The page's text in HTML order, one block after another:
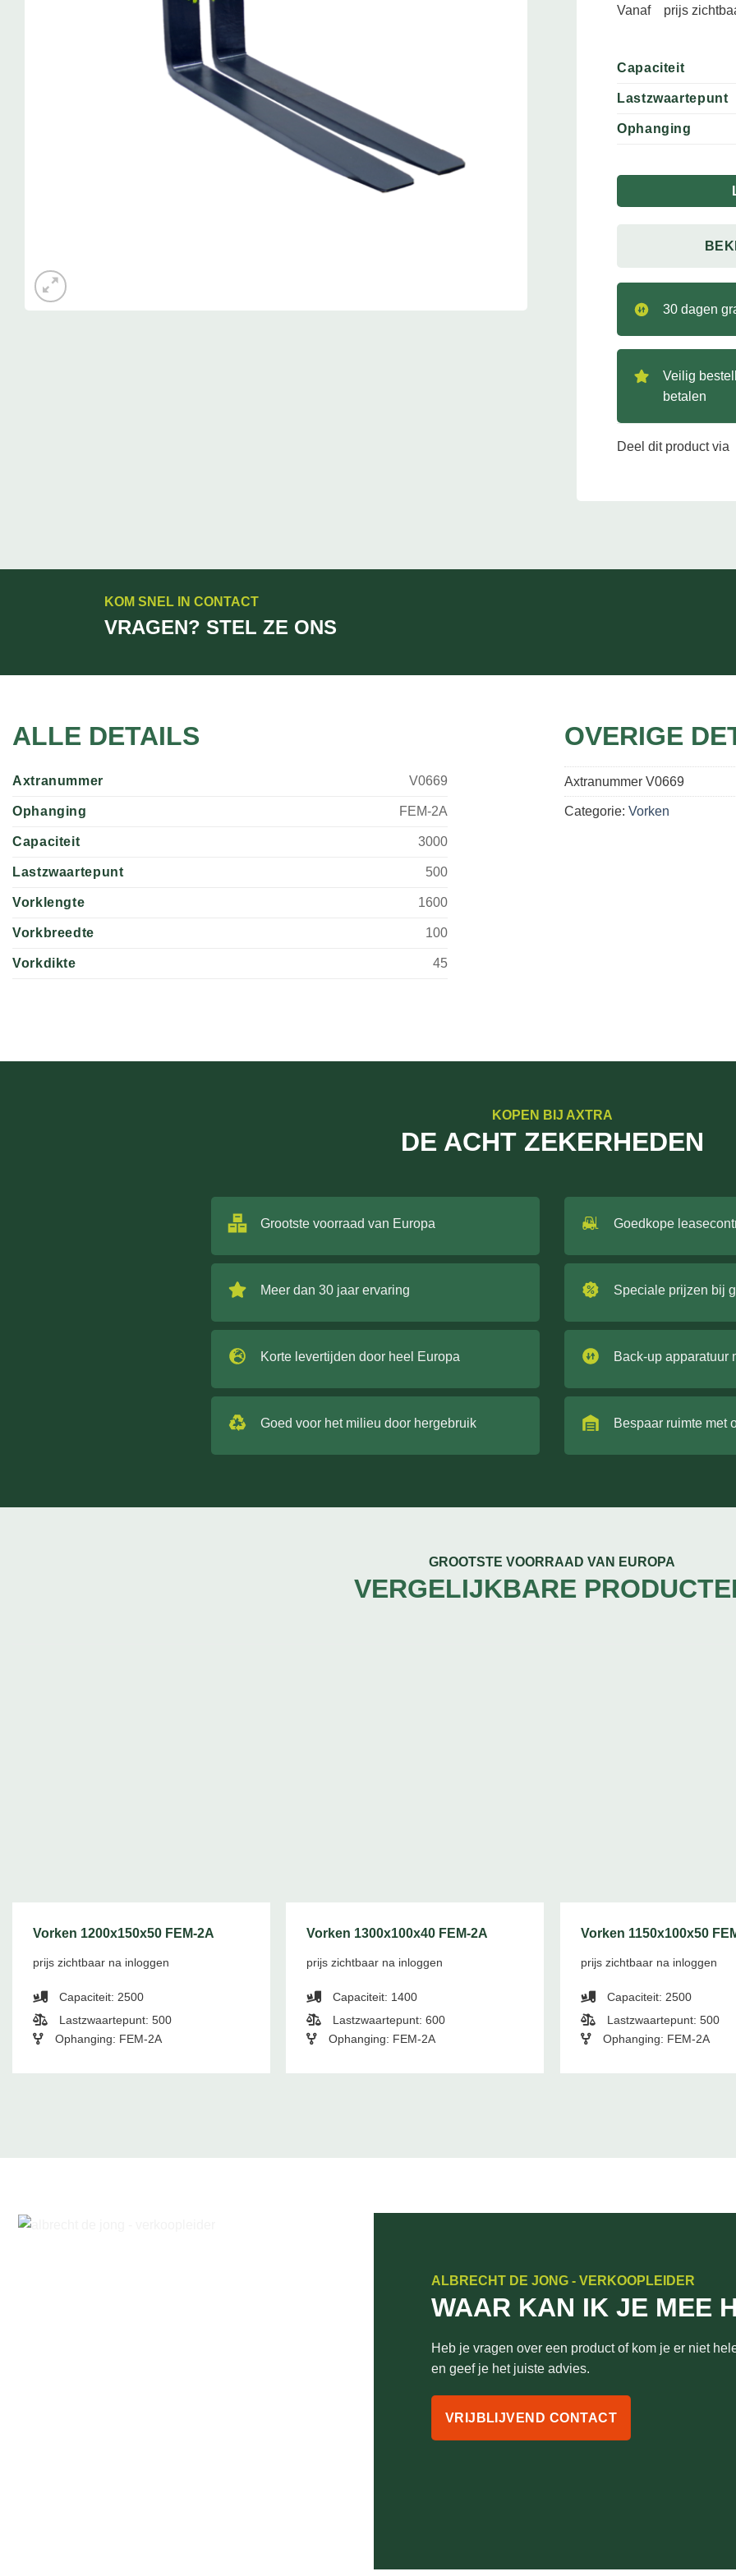
Vanaf prijs
Capaciteit
Lastzwaartepunt
Ophanging
30 dagen
Veilig
betalen
Deel dit product via
KOM SNEL IN CONTACT
VRAGEN? STEL ZE ONS
ALLE DETAILS
Axtranummer V0669
Ophanging FEM-2A
Capaciteit 3000
Lastzwaartepunt 500
Vorklengte 1600
Vorkbreedte 100
Vorkdikte 45
OVERIGE
Axtranummer V0669
Categorie: Vorken
KOPEN BIJ AXTRA
DE ACHT ZEKERHEDEN
Grootste voorraad van Europa
Meer dan 30 jaar ervaring
Korte levertijden door heel Europa
Goed voor het milieu door hergebruik
Goedkope
Speciale prijzen bij
Back-up apparatuur
Bespaar ruimte met
GROOTSTE VOORRAAD VAN EUROPA
VERGELIJKBARE
Vorken 1200x150x50 FEM-2A
prijs zichtbaar na inloggen
Capaciteit: 2500
Lastzwaartepunt: 500
Ophanging: FEM-2A
Vorken 1300x100x40 FEM-2A
prijs zichtbaar na inloggen
Capaciteit: 1400
Lastzwaartepunt: 600
Ophanging: FEM-2A
Vorken 1150x100x50
prijs zichtbaar na inloggen
Capaciteit: 2500
Lastzwaartepunt: 500
Ophanging: FEM-2A
ALBRECHT DE JONG - VERKOOPLEIDER
WAAR KAN IK JE MEE
Heb je vragen over een product of kom je er niet
en geef je het juiste advies.
VRIJBLIJVEND CONTACT